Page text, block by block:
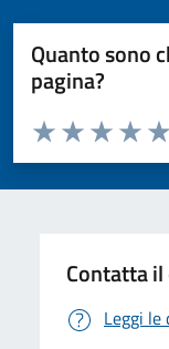
Quanto sono
pagina?
Valuta da 1 a 5 stelle
Valuta 3
Valuta 2
Valuta 1 stelle su
Contatta
Leggi